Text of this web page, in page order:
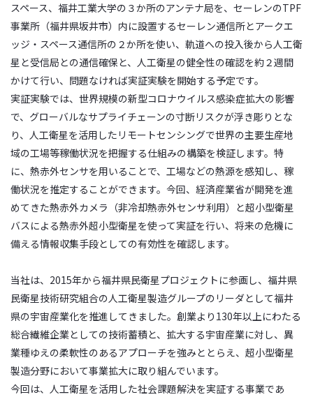
スペース、福井工業大学の３か所のアンテナ局を、セーレンのTPF
事業所（福井県坂井市）内に設置するセーレン通信所とアークエ
ッジ・スペース通信所の２か所を使い、軌道への投入後から人工衛
星と受信局との通信確保と、人工衛星の健全性の確認を約２週間
かけて行い、問題なければ実証実験を開始する予定です。
実証実験では、世界規模の新型コロナウイルス感染症拡大の影響
で、グローバルなサプライチェーンの寸断リスクが浮き彫りとな
り、人工衛星を活用したリモートセンシングで世界の主要生産地
域の工場等稼働状況を把握する仕組みの構築を検証します。特
に、熱赤外センサを用いることで、工場などの熱源を感知し、稼
働状況を推定することができます。今回、経済産業省が開発を進
めてきた熱赤外カメラ（非冷却熱赤外センサ利用）と超小型衛星
バスによる熱赤外超小型衛星を使って実証を行い、将来の危機に
備える情報収集手段としての有効性を確認します。
当社は、2015年から福井県民衛星プロジェクトに参画し、福井県
民衛星技術研究組合の人工衛星製造グループのリーダとして福井
県の宇宙産業化を推進してきました。創業より130年以上にわたる
総合繊維企業としての技術蓄積と、拡大する宇宙産業に対し、異
業種ゆえの柔軟性のあるアプローチを強みととらえ、超小型衛星
製造分野において事業拡大に取り組んでいます。
今回は、人工衛星を活用した社会課題解決を実証する事業であ